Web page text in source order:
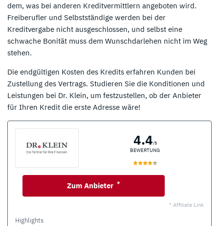
dem, was bei anderen Kreditvermittlern angeboten wird.
Freiberufler und Selbstständige werden bei der
Kreditvergabe nicht ausgeschlossen, und selbst eine
schwache Bonität muss dem Wunschdarlehen nicht im Weg
stehen.
Die endgültigen Kosten des Kredits erfahren Kunden bei
Zustellung des Vertrags. Studieren Sie die Konditionen und
Leistungen bei Dr. Klein, um festzustellen, ob der Anbieter
für Ihren Kredit die erste Adresse wäre!
4.4/5
BEWERTUNG
Zum Anbieter *
* Affiliate Link
Highlights